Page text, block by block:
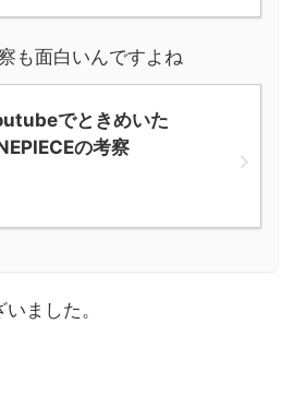
も面白いんですよね
でときめいた
の考察
ました。